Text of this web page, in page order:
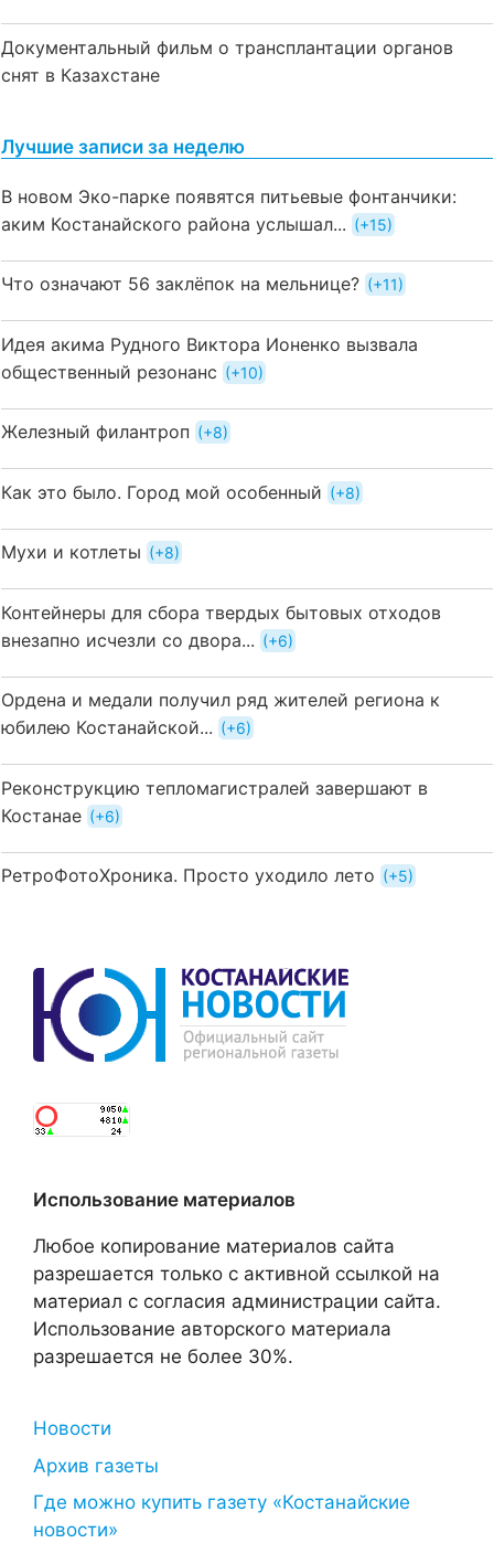
Документальный фильм о трансплантации органов
снят в Казахстане
Лучшие записи за неделю
В новом Эко-парке появятся питьевые фонтанчики:
аким Костанайского района услышал...
+15
Что означают 56 заклёпок на мельнице? +11
Идея акима Рудного Виктора Ионенко вызвала
общественный резонанс
+10
Железный филантроп +8
Как это было. Город мой особенный +8
Мухи и котлеты +8
Контейнеры для сбора твердых бытовых отходов
внезапно исчезли со двора...
+6
Ордена и медали получил ряд жителей региона к
юбилею Костанайской...
+6
Реконструкцию тепломагистралей завершают в
Костанае
+6
РетроФотоХроника. Просто уходило лето +5
Использование материалов
Любое копирование материалов сайта
разрешается только с активной ссылкой на
материал с согласия администрации сайта.
Использование авторского материала
разрешается не более 30%.
Новости
Архив газеты
Где можно купить газету «Костанайские
новости»